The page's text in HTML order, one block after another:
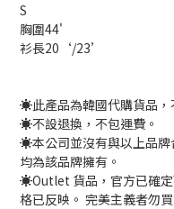
S
胸圍44'
衫長20‘/23’
☀️此產品為韓國代購貨品，
☀️不設退換，不包運費。
☀️本公司並沒有與以上品牌
均為該品牌擁有。
☀️Outlet 貨品，官方已確定
格已反映。 完美主義者勿